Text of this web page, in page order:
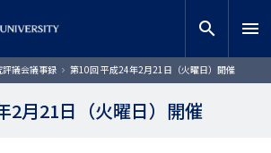
サイト内検索
検索
search menu
議会議事録 第10回 平成24年2月21日（火曜日）開催
2月21日（火曜日）開催